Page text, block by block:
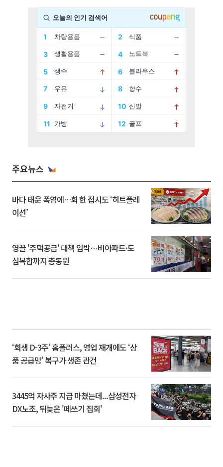
주요뉴스
바다 태운 폭염에…회 한 접시도 ‘히트플레
이션’
영끌 '주택공급' 대책 임박⋯비아파트·도
심복합까지 총동원
‘회생 D-3주’ 홈플러스, 영업 재개에도 ‘상
품 공급망’ 복구가 생존 관건
3445억 자사주 지급 마쳤는데...삼성전자
DX노조, 뒤늦은 '떼쓰기 집회'